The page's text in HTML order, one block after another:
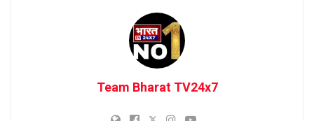
Team Bharat TV24x7